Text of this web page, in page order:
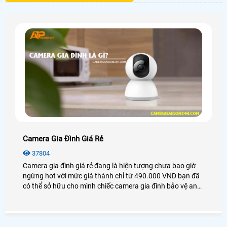
Camera Gia Đình Giá Rẻ
37804
Camera gia đình giá rẻ đang là hiện tượng chưa bao giờ
ngừng hot với mức giá thành chỉ từ 490.000 VND bạn đã
có thể sở hữu cho mình chiếc camera gia đình bảo vệ an